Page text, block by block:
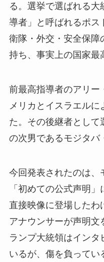
る。選挙で選ばれる
導者」と呼ばれるポス
衛隊・外交・安全保障
持ち、事実上の国家最
前最高指導者のアリー
メリカとイスラエル
た。その後継者として
の次男であるモジタバ
今回発表されたのは、
「初めての公式声明
直接映像に登場したわ
アナウンサーが声明文
ランプ大統領はインタ
いるが、傷を負ってい